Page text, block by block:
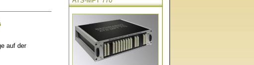
auf der